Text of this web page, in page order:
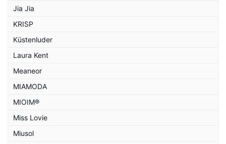
Jia Jia
KRISP
Küstenluder
Laura Kent
Meaneor
MIAMODA
MIOIM®
Miss Lovie
Miusol